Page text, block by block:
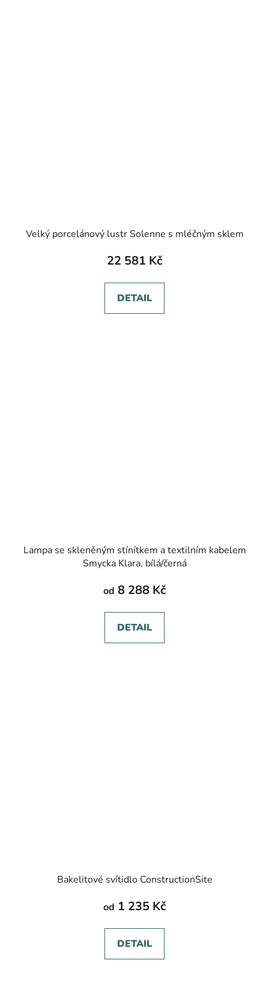
Velký porcelánový lustr Solenne s mléčným sklem
22 581 Kč
DETAIL
Lampa se skleněným stínítkem a textilním kabelem
Smycka Klara, bílá/černá
od 8 288 Kč
DETAIL
Bakelitové svítidlo ConstructionSite
od 1 235 Kč
DETAIL